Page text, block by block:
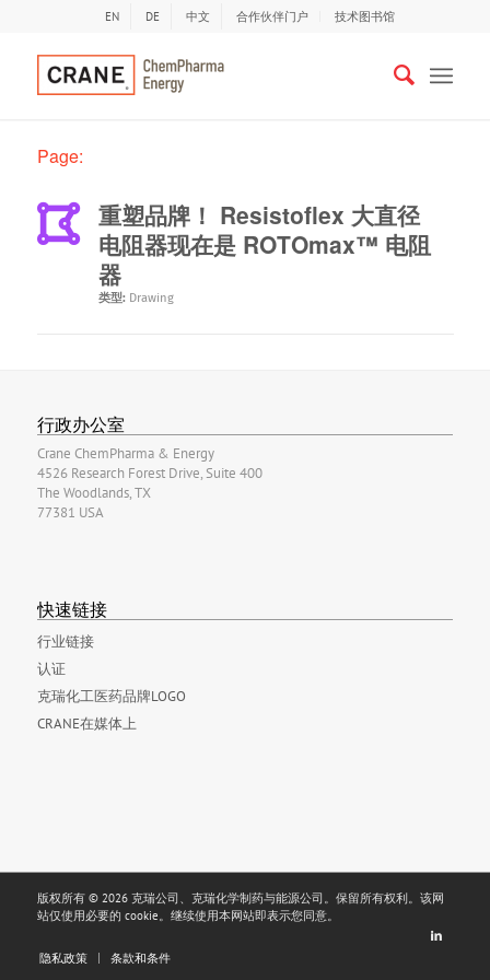
EN DE 中文 合作伙伴门户 技术图书馆
Page:
重塑品牌！ Resistoflex 大直径
电阻器现在是 ROTOmax™ 电阻
器
类型: Drawing
行政办公室
Crane ChemPharma & Energy
4526 Research Forest Drive, Suite 400
The Woodlands, TX
77381 USA
快速链接
行业链接
认证
克瑞化工医药品牌LOGO
CRANE在媒体上
版权所有 © 2026 克瑞公司、克瑞化学制药与能源公司。保留所有权利。该网
站仅使用必要的 cookie。继续使用本网站即表示您同意。
隐私政策 条款和条件